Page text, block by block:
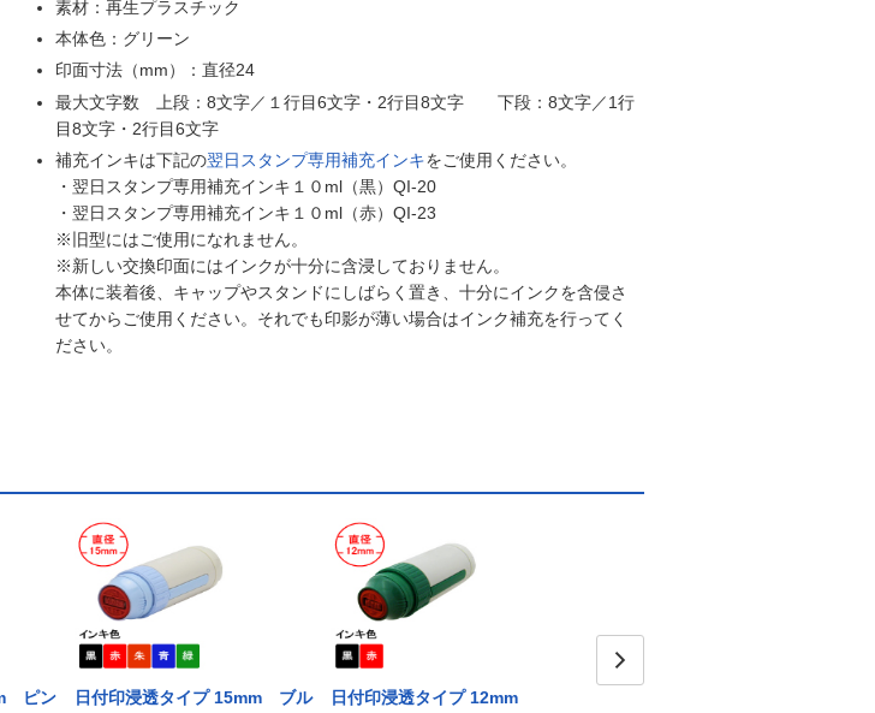
素材：再生プラスチック
本体色：グリーン
印面寸法（mm）：直径24
最大文字数 上段：8文字／１行目6文字・2行目8文字 下段：8文字／1行
目8文字・2行目6文字
補充インキは下記の翌日スタンプ専用補充インキをご使用ください。
・翌日スタンプ専用補充インキ１０ml（黒）QI-20
・翌日スタンプ専用補充インキ１０ml（赤）QI-23
※旧型にはご使用になれません。
※新しい交換印面にはインクが十分に含浸しておりません。
本体に装着後、キャップやスタンドにしばらく置き、十分にインクを含侵さ
せてからご使用ください。それでも印影が薄い場合はインク補充を行ってく
ださい。
ピン
日付印浸透タイプ 15mm ブル
日付印浸透タイプ 12mm